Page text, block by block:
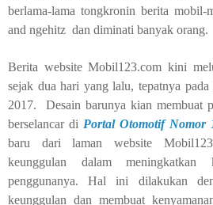
berlama-lama tongkronin berita
and ngehitz dan diminati banyak orang.
Berita website Mobil123.com kini
sejak dua hari yang lalu, tepatnya
2017. Desain barunya kian membuat
berselancar di Portal Otomotif Nomor
baru dari laman website
keunggulan dalam meningkatkan
penggunanya. Hal ini dilakukan
keunggulan dan membuat